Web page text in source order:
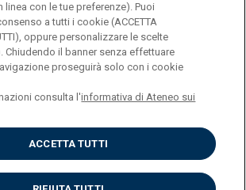
linea con le tue preferenze). Puoi
a tutti i cookie (ACCETTA
oppure personalizzare le scelte
Chiudendo il banner senza effettuare
proseguirà solo con i cookie
consulta l'informativa di Ateneo sui
ACCETTA TUTTI